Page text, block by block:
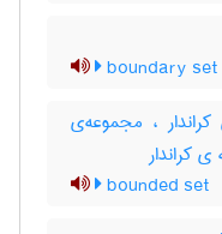
boundary set
، مجموعه‌ی
کراندار
bounded set